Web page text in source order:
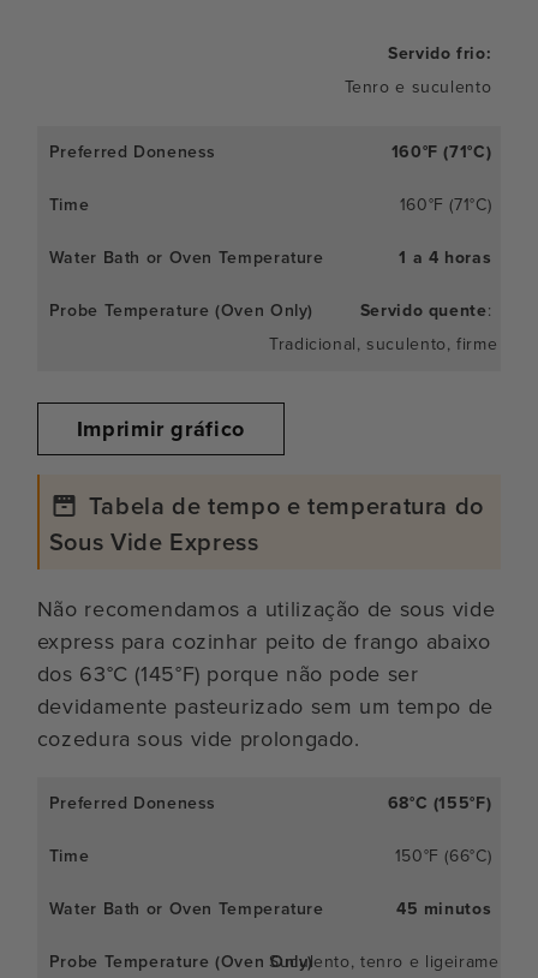
Servido frio:
Tenro e suculento
160°F (71°C)
160°F (71°C)
1 a 4 horas
Servido quente:
Tradicional, suculento, firme e
Imprimir gráfico
Tabela de tempo e temperatura do
Sous Vide Express
Não recomendamos a utilização de sous vide
express para cozinhar peito de frango abaixo
dos 63°C (145°F) porque não pode ser
devidamente pasteurizado sem um tempo de
cozedura sous vide prolongado.
68°C (155°F)
150°F (66°C)
45 minutos
Suculento, tenro e ligeiramente